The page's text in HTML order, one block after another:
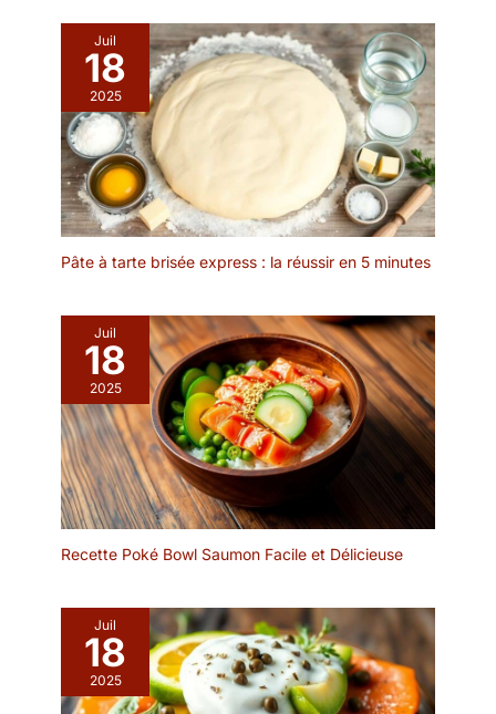
haute qualité】 Nous
utilisons un matériau en
bois naturel, la surface
lisse noire de notre
miniboard noir est facile
à écrire, et elle peut être
utilisée avec de la craie
ou de la craie liquide
régulière (non incluse).
multifonctionnelles】 Le
Table peut être utilisé
non seulement comme
noms de lieux et
panneaux de préavis,
mais aussi comme cartes
de lieux et étiquettes de
nourriture sur la table de
mariage. Ou des
étiquettes de menu de
nourriture de bricolage,
des étiquettes préférées
pendant les vacances et
les fêtes.
UNE PREMIÈRE
IMPRESSION
PROFESSIONNELLE –
l'élégant cadre en bois
laqué attire le regard et
renforce l'image de votre
marque. VOUS
PROMOUVEZ PLUS
EFFICACEMENT VOTRE
OFFRE – le chevalet
publicitaire est idéal pour
jour et tous les
messages importants.
VOUS LE PLACEZ LÀ OÙ
IL EST LE PLUS
EFFICACE – sa
conception pratique
permet de le déplacer
rapidement vers l'endroit
le plus visible.
Juil
18
2025
Pâte à tarte brisée express : la réussir en 5 minutes
Juil
18
2025
Recette Poké Bowl Saumon Facile et Délicieuse
Juil
18
2025